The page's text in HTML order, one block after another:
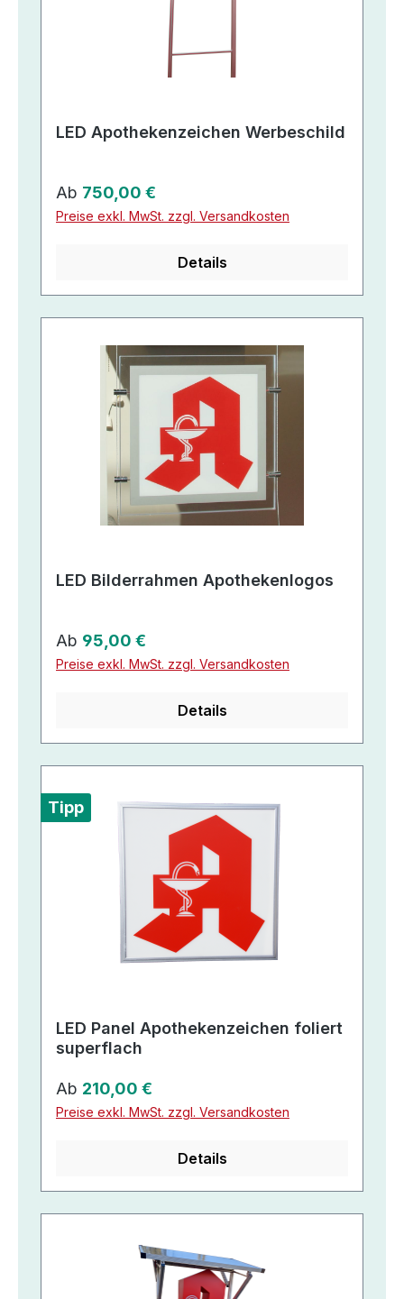
LED Apothekenzeichen Werbeschild
Regulärer Preis:
Ab 750,00 €
Preise exkl. MwSt. zzgl. Versandkosten
Details
LED Bilderrahmen Apothekenlogos
Regulärer Preis:
Ab 95,00 €
Preise exkl. MwSt. zzgl. Versandkosten
Details
Tipp
LED Panel Apothekenzeichen foliert
superflach
Regulärer Preis:
Ab 210,00 €
Preise exkl. MwSt. zzgl. Versandkosten
Details